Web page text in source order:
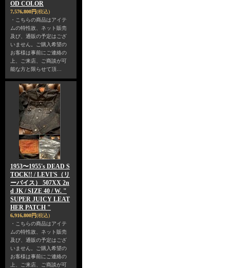
OD COLOR
7,576,800円(税込)
・こちらの商品はアイテ
ムの特性故、ネット販売
及び、通販の予定はござ
いません。ご購入希望の
お客様は事前にご連絡の
上、ご来店、ご商談が可
能な方と限らせて頂…
1953〜1955's DEAD S
TOCK!! / LEVI'S（リ
ーバイス） 507XX 2n
d JK / SIZE 40 / W. "
SUPER JUICY LEAT
HER PATCH "
6,916,800円(税込)
・こちらの商品はアイテ
ムの特性故、ネット販売
及び、通販の予定はござ
いません。ご購入希望の
お客様は事前にご連絡の
上、ご来店、ご商談が可